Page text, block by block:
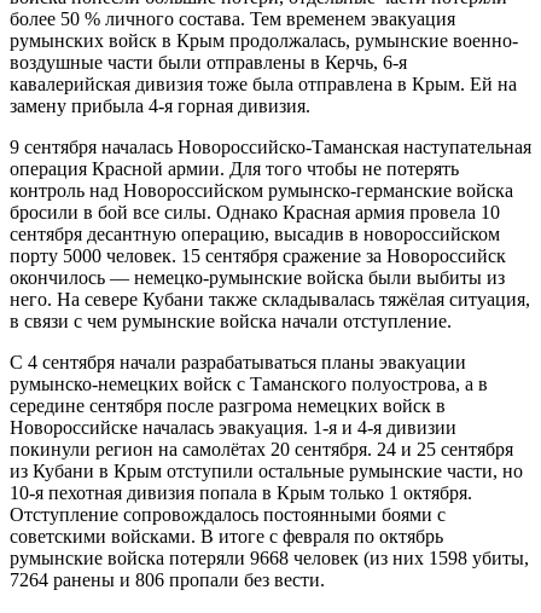
более 50 % личного состава. Тем временем эвакуация
румынских войск в Крым продолжалась, румынские военно-
воздушные части были отправлены в Керчь, 6-я
кавалерийская дивизия тоже была отправлена в Крым. Ей на
замену прибыла 4-я горная дивизия.
9 сентября началась Новороссийско-Таманская наступательная
операция Красной армии. Для того чтобы не потерять
контроль над Новороссийском румынско-германские войска
бросили в бой все силы. Однако Красная армия провела 10
сентября десантную операцию, высадив в новороссийском
порту 5000 человек. 15 сентября сражение за Новороссийск
окончилось — немецко-румынские войска были выбиты из
него. На севере Кубани также складывалась тяжёлая ситуация,
в связи с чем румынские войска начали отступление.
С 4 сентября начали разрабатываться планы эвакуации
румынско-немецких войск с Таманского полуострова, а в
середине сентября после разгрома немецких войск в
Новороссийске началась эвакуация. 1-я и 4-я дивизии
покинули регион на самолётах 20 сентября. 24 и 25 сентября
из Кубани в Крым отступили остальные румынские части, но
10-я пехотная дивизия попала в Крым только 1 октября.
Отступление сопровождалось постоянными боями с
советскими войсками. В итоге с февраля по октябрь
румынские войска потеряли 9668 человек (из них 1598 убиты,
7264 ранены и 806 пропали без вести.